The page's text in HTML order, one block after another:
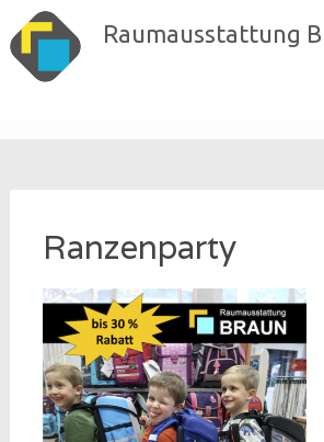
Skip
to
content
Raumausstattung
Ranzenparty